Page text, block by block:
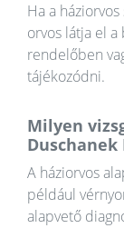
Ha a
orvos látja el
rendelőben
tájékozódni.
Milyen
Duschanek
A háziorvos
például
alapvető